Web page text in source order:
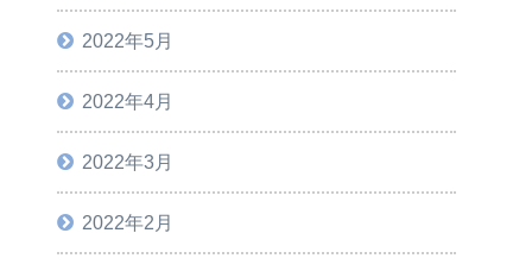
2022年5月
2022年4月
2022年3月
2022年2月